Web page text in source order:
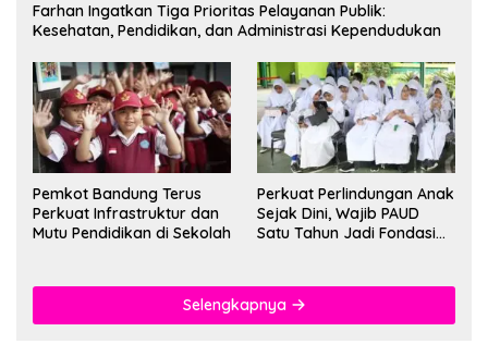
Farhan Ingatkan Tiga Prioritas Pelayanan Publik:
Kesehatan, Pendidikan, dan Administrasi Kependudukan
Pemkot Bandung Terus
Perkuat Infrastruktur dan
Mutu Pendidikan di Sekolah
Perkuat Perlindungan Anak
Sejak Dini, Wajib PAUD
Satu Tahun Jadi Fondasi
Selengkapnya